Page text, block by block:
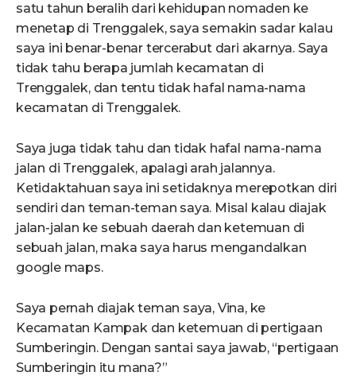
satu tahun beralih dari kehidupan nomaden ke
menetap di Trenggalek, saya semakin sadar kalau
saya ini benar-benar tercerabut dari akarnya. Saya
tidak tahu berapa jumlah kecamatan di
Trenggalek, dan tentu tidak hafal nama-nama
kecamatan di Trenggalek.
Saya juga tidak tahu dan tidak hafal nama-nama
jalan di Trenggalek, apalagi arah jalannya.
Ketidaktahuan saya ini setidaknya merepotkan diri
sendiri dan teman-teman saya. Misal kalau diajak
jalan-jalan ke sebuah daerah dan ketemuan di
sebuah jalan, maka saya harus mengandalkan
google maps.
Saya pernah diajak teman saya, Vina, ke
Kecamatan Kampak dan ketemuan di pertigaan
Sumberingin. Dengan santai saya jawab, “pertigaan
Sumberingin itu mana?”